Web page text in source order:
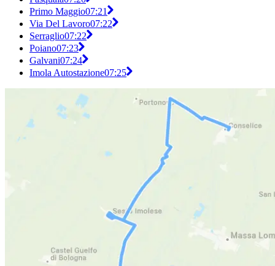
Primo Maggio07:21
Via Del Lavoro07:22
Serraglio07:22
Poiano07:23
Galvani07:24
Imola Autostazione07:25